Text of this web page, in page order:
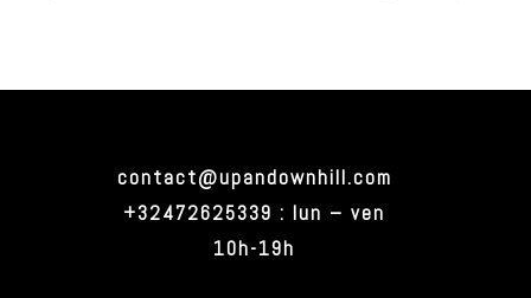
contact@upandownhill.com
+32472625339 : lun – ven
10h-19h